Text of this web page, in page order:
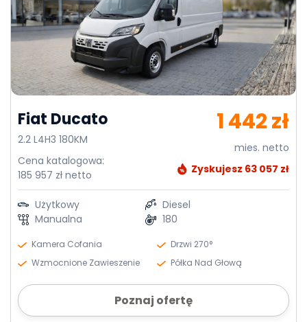
Fiat Ducato
2.2 L4H3 180KM
Cena katalogowa:
185 957 zł netto
1 442 zł
mies. netto
Zyskujesz 63 057 zł
Użytkowy
Diesel
Manualna
180
Kamera Cofania
Drzwi 270°
Wzmocnione Zawieszenie
Półka Nad Głową
Poznaj ofertę